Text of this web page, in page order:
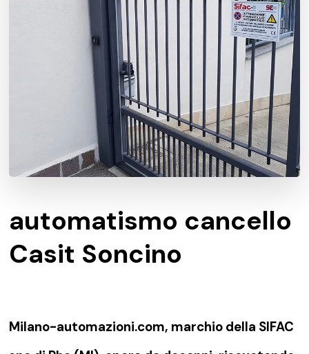
automatismo cancello
Casit Soncino
Milano-automazioni.com, marchio della SIFAC